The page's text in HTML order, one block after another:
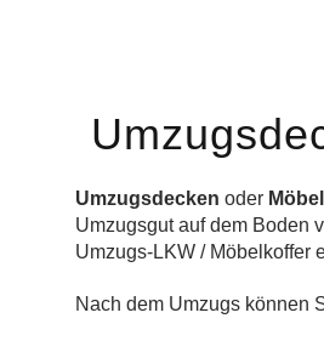
Umzugsdecken oder
Umzugsgut auf dem Boden
Umzugs-LKW / Möbelkoffer
Nach dem Umzugs können